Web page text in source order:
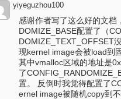
yiyeguzhou100
感谢作者写了这么好的文档
DOMIZE_BASE配置了（
DOMIZE_TEXT_OFFSET
现kernel image会被load到
其中vmalloc区域的地址是
了
置。 反倒时我觉得配置了
ernel image被随机copy到